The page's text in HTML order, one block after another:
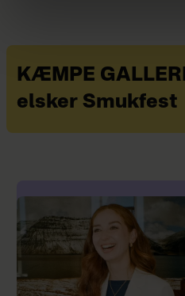
KÆMPE
elsker Smukfest